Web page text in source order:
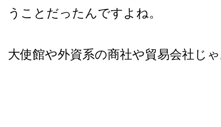
うことだったんですよね。
大使館や外資系の商社や貿易会社じ